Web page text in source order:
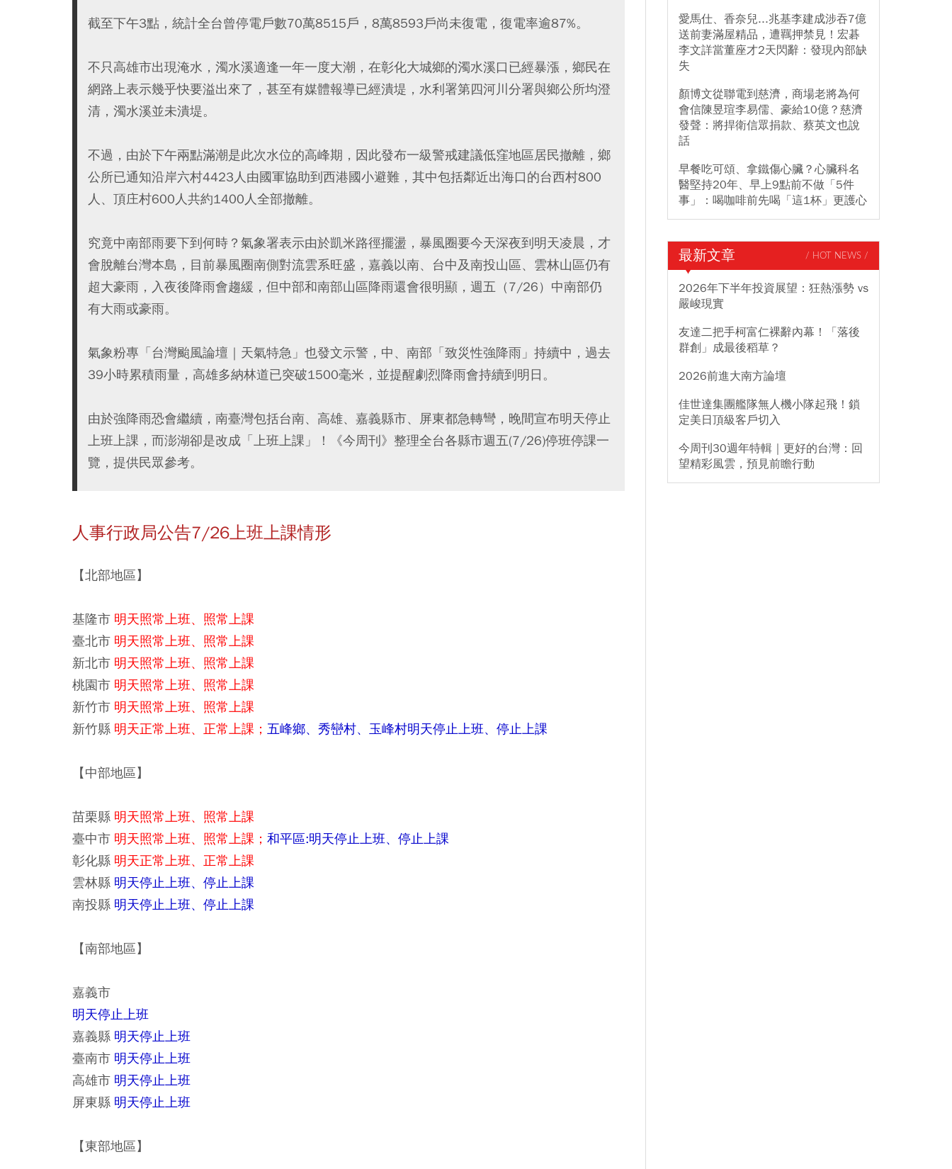
截至下午3點，統計全台曾停電戶數70萬8515戶，8萬8593戶尚未復電，復電率逾87%。
不只高雄市出現淹水，濁水溪適逢一年一度大潮，在彰化大城鄉的濁水溪口已經暴漲，鄉民在
網路上表示幾乎快要溢出來了，甚至有媒體報導已經潰堤，水利署第四河川分署與鄉公所均澄
清，濁水溪並未潰堤。
不過，由於下午兩點滿潮是此次水位的高峰期，因此發布一級警戒建議低窪地區居民撤離，鄉
公所已通知沿岸六村4423人由國軍協助到西港國小避難，其中包括鄰近出海口的台西村800
人、頂庄村600人共約1400人全部撤離。
究竟中南部雨要下到何時？氣象署表示由於凱米路徑擺盪，暴風圈要今天深夜到明天凌晨，才
會脫離台灣本島，目前暴風圈南側對流雲系旺盛，嘉義以南、台中及南投山區、雲林山區仍有
超大豪雨，入夜後降雨會趨緩，但中部和南部山區降雨還會很明顯，週五（7/26）中南部仍
有大雨或豪雨。
氣象粉專「台灣颱風論壇｜天氣特急」也發文示警，中、南部「致災性強降雨」持續中，過去
39小時累積雨量，高雄多納林道已突破1500毫米，並提醒劇烈降雨會持續到明日。
由於強降雨恐會繼續，南臺灣包括台南、高雄、嘉義縣市、屏東都急轉彎，晚間宣布明天停止
上班上課，而澎湖卻是改成「上班上課」！《今周刊》整理全台各縣市週五(7/26)停班停課一
覽，提供民眾參考。
人事行政局公告7/26上班上課情形
【北部地區】
基隆市 明天照常上班、照常上課
臺北市 明天照常上班、照常上課
新北市 明天照常上班、照常上課
桃園市 明天照常上班、照常上課
新竹市 明天照常上班、照常上課
新竹縣 明天正常上班、正常上課； 五峰鄉、秀巒村、玉峰村明天停止上班、停止上課
【中部地區】
苗栗縣 明天照常上班、照常上課
臺中市 明天照常上班、照常上課； 和平區:明天停止上班、停止上課
彰化縣 明天正常上班、正常上課
雲林縣 明天停止上班、停止上課
南投縣 明天停止上班、停止上課
【南部地區】
嘉義市
明天停止上班
嘉義縣 明天停止上班
臺南市 明天停止上班
高雄市 明天停止上班
屏東縣 明天停止上班
【東部地區】
愛馬仕、香奈兒...兆基李建成涉吞7億
送前妻滿屋精品，遭羈押禁見！宏碁
李文詳當董座才2天閃辭：發現內部缺
失
顏博文從聯電到慈濟，商場老將為何
會信陳昱瑄李易儒、豪給10億？慈濟
發聲：將捍衛信眾捐款、蔡英文也說
話
早餐吃可頌、拿鐵傷心臟？心臟科名
醫堅持20年、早上9點前不做「5件
事」：喝咖啡前先喝「這1杯」更護心
最新文章 / HOT NEWS /
2026年下半年投資展望：狂熱漲勢 vs
嚴峻現實
友達二把手柯富仁裸辭內幕！「落後
群創」成最後稻草？
2026前進大南方論壇
佳世達集團艦隊無人機小隊起飛！鎖
定美日頂級客戶切入
今周刊30週年特輯｜更好的台灣：回
望精彩風雲，預見前瞻行動